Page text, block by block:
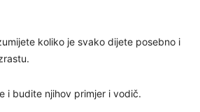
koliko je svako dijete posebno i
i budite njihov primjer i vodič.